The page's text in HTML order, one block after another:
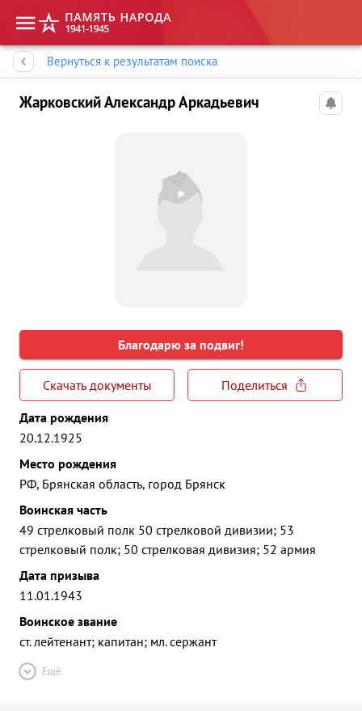
Вернуться к результатам поиска
Жарковский Александр Аркадьевич
Благодарю за подвиг!
Скачать документы
Поделиться
Дата рождения
20.12.1925
Место рождения
РФ, Брянская область, город Брянск
Воинская часть
49 стрелковый полк 50 стрелковой дивизии; 53
стрелковый полк; 50 стрелковая дивизия; 52 армия
Дата призыва
11.01.1943
Воинское звание
ст. лейтенант; капитан; мл. сержант
Ещё
Память народа